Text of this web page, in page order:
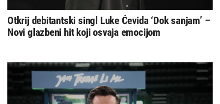
Otkrij debitantski singl Luke Ćevida ‘Dok sanjam’ –
Novi glazbeni hit koji osvaja emocijom